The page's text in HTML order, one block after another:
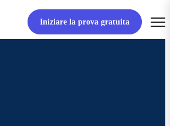
Iniziare la prova gratuita